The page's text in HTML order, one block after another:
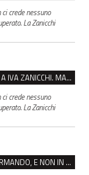
crede nessuno
La Zanicchi
VENTASSO, SÌ ALLA CITTADINANZA ONORARIA A IVA ZANICCHI. MA BARGIACCHI: “È DI PESSIMO GUSTO”
crede nessuno
La Zanicchi
IL CENTRO STORICO DI REGGIO SI STA TRASFORMANDO, E NON IN MEGLIO